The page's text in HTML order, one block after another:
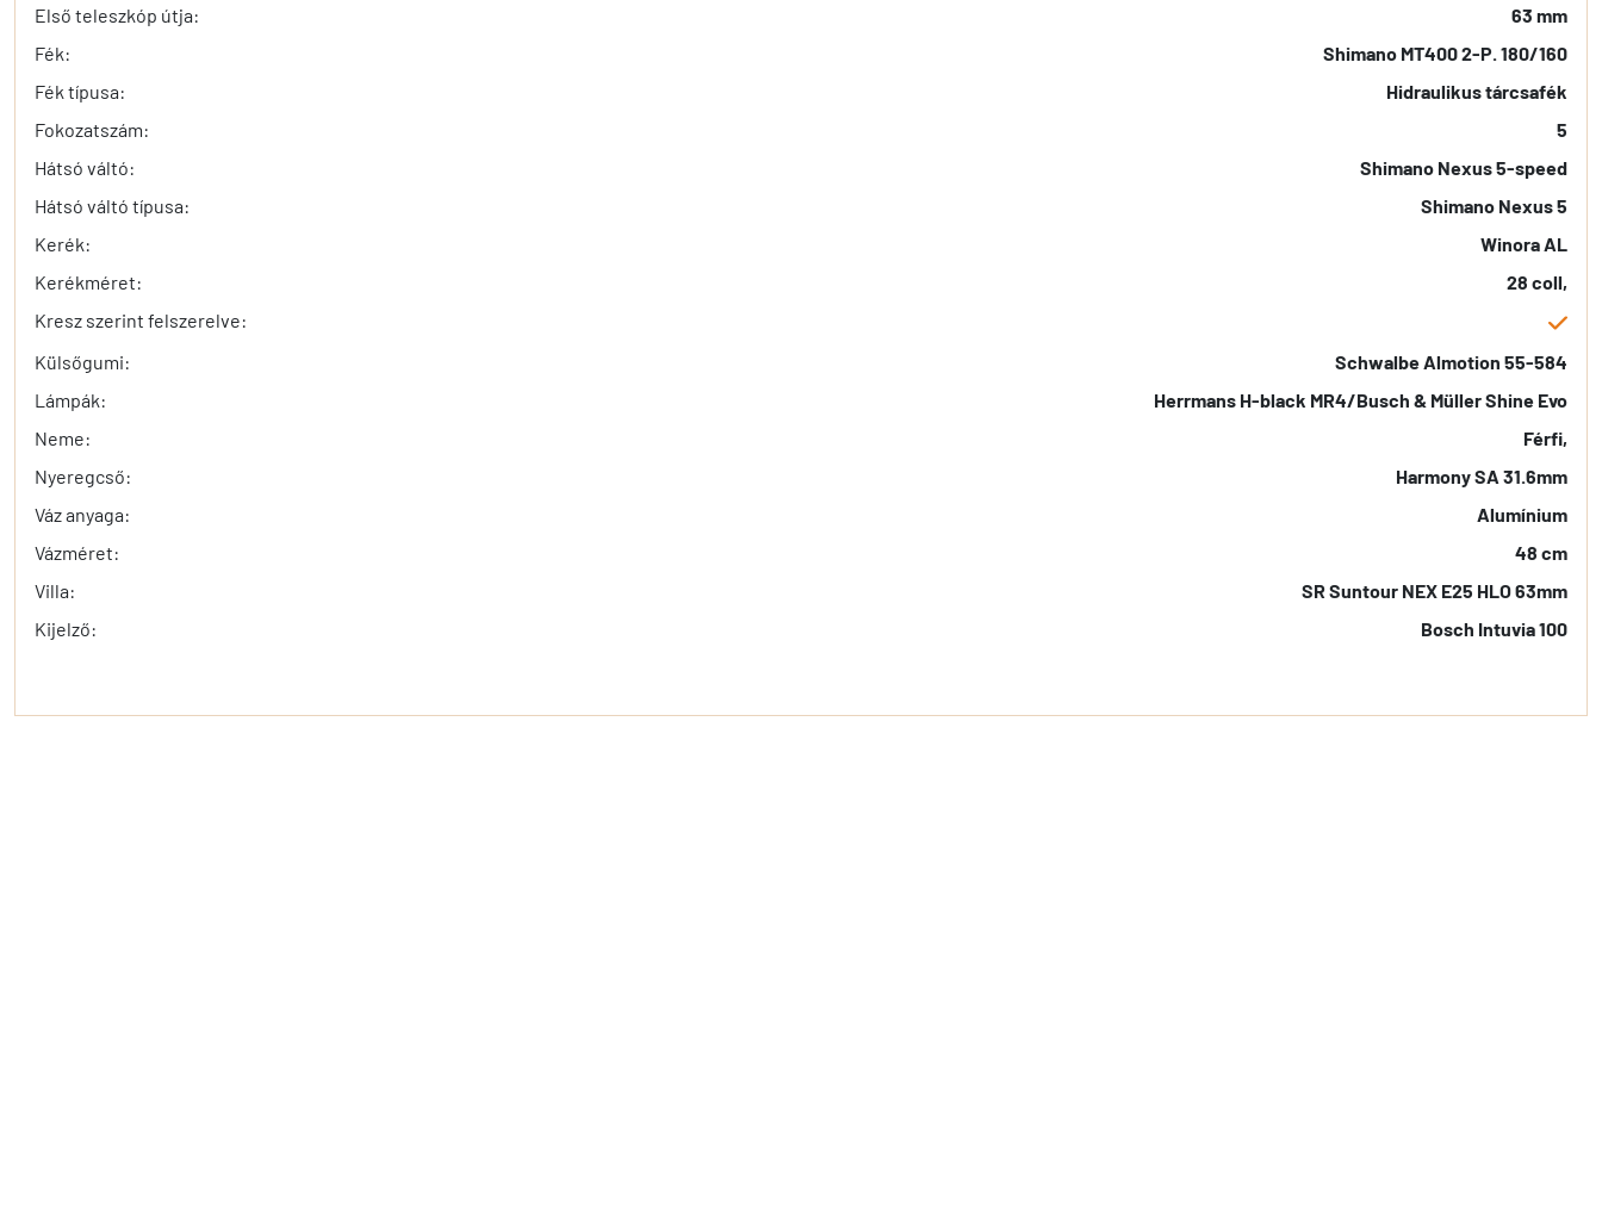
Első teleszkóp útja:
63 mm
Fék:
Shimano MT400 2-P. 180/160
Fék típusa:
Hidraulikus tárcsafék
Fokozatszám:
5
Hátsó váltó:
Shimano Nexus 5-speed
Hátsó váltó típusa:
Shimano Nexus 5
Kerék:
Winora AL
Kerékméret:
28 coll,
Kresz szerint felszerelve:
Külsőgumi:
Schwalbe Almotion 55-584
Lámpák:
Herrmans H-black MR4/Busch & Müller Shine Evo
Neme:
Férfi,
Nyeregcső:
Harmony SA 31.6mm
Váz anyaga:
Alumínium
Vázméret:
48 cm
Villa:
SR Suntour NEX E25 HLO 63mm
Kijelző:
Bosch Intuvia 100